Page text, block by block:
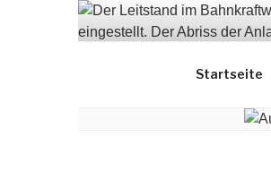
Zum
Inhalt
Startseite